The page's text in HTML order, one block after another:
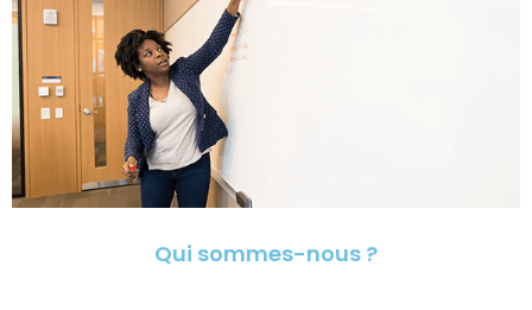
Qui sommes-nous ?